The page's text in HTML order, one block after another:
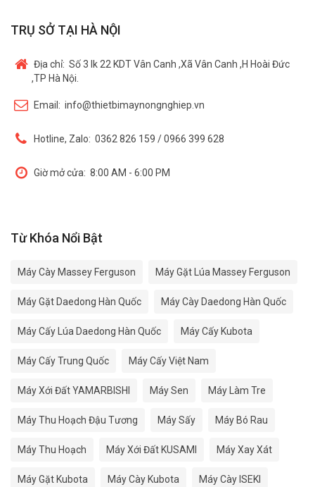
TRỤ SỞ TẠI HÀ NỘI
Địa chỉ: Số 3 lk 22 KDT Vân Canh ,Xã Vân Canh ,H Hoài Đức
,TP Hà Nội.
Email: info@thietbimaynongnghiep.vn
Hotline, Zalo: 0362 826 159 / 0966 399 628
Giờ mở cửa: 8:00 AM - 6:00 PM
Từ Khóa Nổi Bật
Máy Cày Massey Ferguson Máy Gặt Lúa Massey Ferguson
Máy Gặt Daedong Hàn Quốc Máy Cày Daedong Hàn Quốc
Máy Cấy Lúa Daedong Hàn Quốc Máy Cấy Kubota
Máy Cấy Trung Quốc Máy Cấy Việt Nam
Máy Xới Đất YAMARBISHI Máy Sen Máy Làm Tre
Máy Thu Hoạch Đậu Tương Máy Sấy Máy Bó Rau
Máy Thu Hoạch Máy Xới Đất KUSAMI Máy Xay Xát
Máy Gặt Kubota Máy Cày Kubota Máy Cày ISEKI